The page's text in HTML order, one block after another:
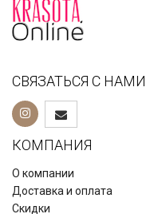
СВЯЗАТЬСЯ С НАМИ
КОМПАНИЯ
О компании
Доставка и оплата
Скидки